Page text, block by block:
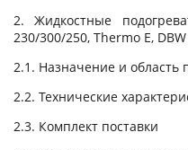
2. Жидкостные
230/300/250, Thermo E,
2.1. Назначение и область
2.2. Технические
2.3. Комплект поставки